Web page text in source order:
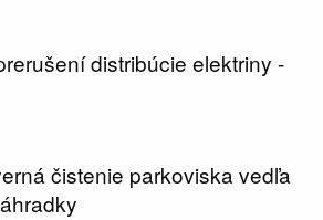
distribúcie elektriny -
čistenie parkoviska vedľa